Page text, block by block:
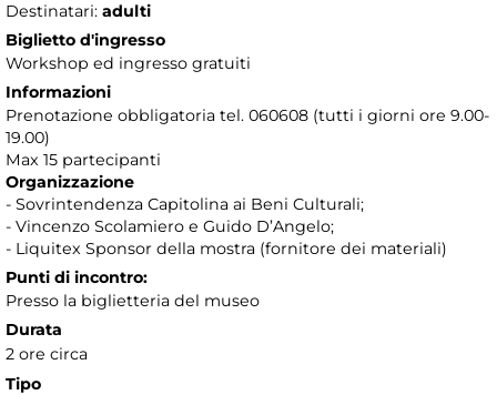
Destinatari: adulti
Biglietto d'ingresso
Workshop ed ingresso gratuiti
Informazioni
Prenotazione obbligatoria tel. 060608 (tutti i giorni ore 9.00-
19.00)
Max 15 partecipanti
Organizzazione
- Sovrintendenza Capitolina ai Beni Culturali;
- Vincenzo Scolamiero e Guido D’Angelo;
- Liquitex Sponsor della mostra (fornitore dei materiali)
Punti di incontro:
Presso la biglietteria del museo
Durata
2 ore circa
Tipo